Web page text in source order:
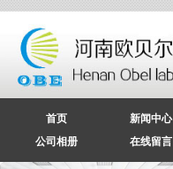
首页 新闻中心
公司相册
在线留言